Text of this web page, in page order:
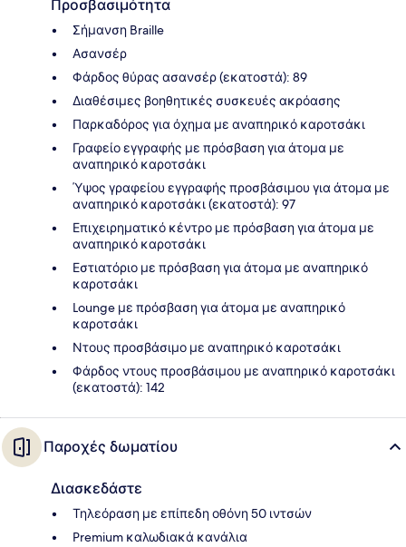
Προσβασιμότητα
Σήμανση Braille
Ασανσέρ
Φάρδος θύρας ασανσέρ (εκατοστά): 89
Διαθέσιμες βοηθητικές συσκευές ακρόασης
Παρκαδόρος για όχημα με αναπηρικό καροτσάκι
Γραφείο εγγραφής με πρόσβαση για άτομα με
αναπηρικό καροτσάκι
Ύψος γραφείου εγγραφής προσβάσιμου για άτομα με
αναπηρικό καροτσάκι (εκατοστά): 97
Επιχειρηματικό κέντρο με πρόσβαση για άτομα με
αναπηρικό καροτσάκι
Εστιατόριο με πρόσβαση για άτομα με αναπηρικό
καροτσάκι
Lounge με πρόσβαση για άτομα με αναπηρικό
καροτσάκι
Ντους προσβάσιμο με αναπηρικό καροτσάκι
Φάρδος ντους προσβάσιμου με αναπηρικό καροτσάκι
(εκατοστά): 142
Παροχές δωματίου
Διασκεδάστε
Τηλεόραση με επίπεδη οθόνη 50 ιντσών
Premium καλωδιακά κανάλια